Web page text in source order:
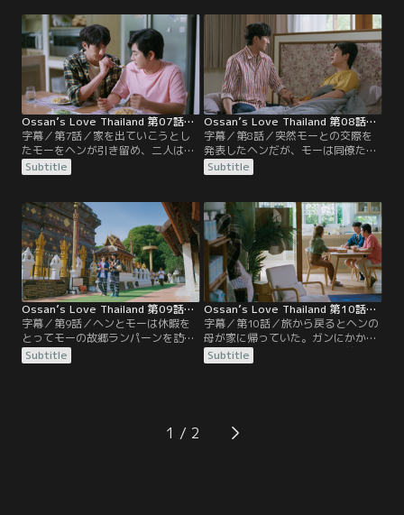
い。売上を達成しないとボーナスが
出ないことを知った部下たちもそろ
って心配する。責任を感じたヘンは
自分に何かできることがないかと申
し出ると、週末、コンデートの家に
招かれる。
弁当を作ってきて、ヘンは大喜び。
そんな様子を見ていたテンが二人の
仲についてヘンにあれこれ訊いてく
る。一方、日本へ行ったはずのコン
デートは一人、傷ついた心を癒すた
め、教会にこもっていた。
Ossan’s Love Thailand 第07話／字幕
字幕／第7話／家を出ていこうとし
たモーをヘンが引き留め、二人は付
き合うことになる。翌朝、恋人とし
てどう接していいかわからず、ぎこ
関係を秘密にしようとモーが言い出
す。復帰してきたコンデートは、あ
るセレブ男優の部屋探しをヘンに任
せる。内見の途中、ヘンは女優の顧
客を案内しているモーと鉢合わせ
る。
Subtitle
Ossan’s Love Thailand 第08話／字幕
字幕／第8話／突然モーとの交際を
発表したヘンだが、モーは同僚たち
に冗談だと説明する。翌朝、モーは
熱を出してしまい、ヘンはお粥作り
にダメージを受けたコンデートはベ
ッドから起き上がれないでいたが、
チューエムに元気づけられる。
Subtitle
Ossan’s Love Thailand 第09話／字幕
字幕／第9話／ヘンとモーは休暇を
とってモーの故郷ランパーンを訪ね
る。モーの両親との対面を遅らせた
いヘンは、お寺でお参りをしてから
会おうということになる。しかし、
偶然入った宿が実はモーの実家
Subtitle
Ossan’s Love Thailand 第10話／字幕
字幕／第10話／旅から戻るとヘンの
母が家に帰っていた。ガンにかかっ
ている疑いのある母は、死ぬ前にヘ
ンの恋人に会うことが望みだと告げ
い。一方、ミヤオに恋人になってほ
しいと申し込んだトゥアゴークは振
Subtitle
1